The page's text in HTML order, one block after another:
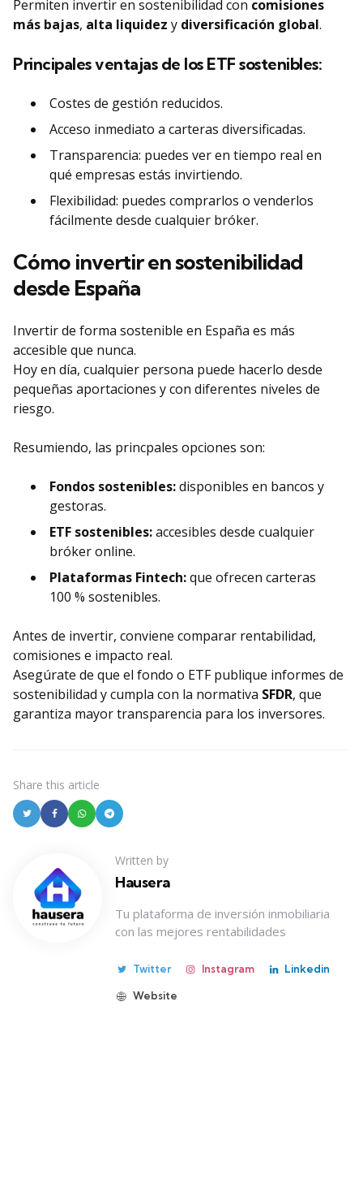
Permiten invertir en sostenibilidad con comisiones
más bajas, alta liquidez y diversificación global.
Principales ventajas de los ETF sostenibles:
Costes de gestión reducidos.
Acceso inmediato a carteras diversificadas.
Transparencia: puedes ver en tiempo real en
qué empresas estás invirtiendo.
Flexibilidad: puedes comprarlos o venderlos
fácilmente desde cualquier bróker.
Cómo invertir en sostenibilidad
desde España
Invertir de forma sostenible en España es más
accesible que nunca.
Hoy en día, cualquier persona puede hacerlo desde
pequeñas aportaciones y con diferentes niveles de
riesgo.
Resumiendo, las princpales opciones son:
Fondos sostenibles:disponibles en bancos y
gestoras.
ETF sostenibles:accesibles desde cualquier
bróker online.
Plataformas Fintech:que ofrecen carteras
100 % sostenibles.
Antes de invertir, conviene comparar rentabilidad,
comisiones e impacto real.
Asegúrate de que el fondo o ETF publique informes de
sostenibilidad y cumpla con la normativa SFDR, que
garantiza mayor transparencia para los inversores.
Share this article
Written by
Hausera
Tu plataforma de inversión inmobiliaria
con las mejores rentabilidades
Twitter Instagram Linkedin
Website